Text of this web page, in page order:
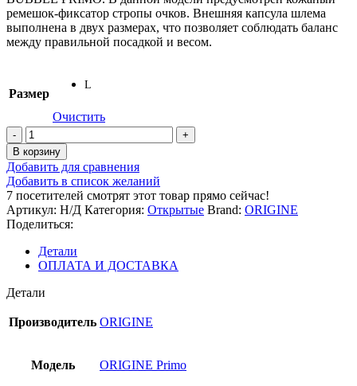
ремешок-фиксатор стропы очков. Внешняя капсула шлема
выполнена в двух размерах, что позволяет соблюдать баланс
между правильной посадкой и весом.
Размер
L
Очистить
Количество
товара
ORIGINE
Шлем
Primo
Scacco
серебристый
матовый
В корзину
Добавить для сравнения
Добавить в список желаний
7 посетителей смотрят этот товар прямо сейчас!
Артикул: Н/Д Категория: Открытые Brand: ORIGINE
Поделиться:
Детали
ОПЛАТА И ДОСТАВКА
Детали
Производитель ORIGINE
Модель ORIGINE Primo